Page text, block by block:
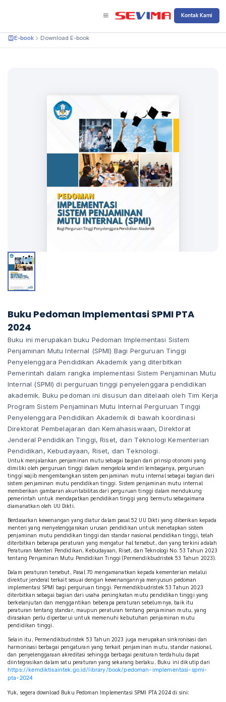
Kontak Kami
E-book Download E-book
Buku Pedoman Implementasi SPMI PTA
2024
Buku ini merupakan buku Pedoman Implementasi Sistem
Penjaminan Mutu Internal (SPMI) Bagi Perguruan Tinggi
Penyelenggara Pendidikan Akademik yang diterbitkan
Pemerintah dalam rangka implementasi Sistem Penjaminan Mutu
Internal (SPMI) di perguruan tinggi penyelenggara pendidikan
akademik. Buku pedoman ini disusun dan ditelaah oleh Tim Kerja
Program Sistem Penjaminan Mutu Internal Perguruan Tinggi
Penyelenggara Pendidikan Akademik di bawah koordinasi
Direktorat Pembelajaran dan Kemahasiswaan, Direktorat
Jenderal Pendidikan Tinggi, Riset, dan Teknologi Kementerian
Pendidikan, Kebudayaan, Riset, dan Teknologi.
Untuk menjalankan penjaminan mutu sebagai bagian dari prinsip otonomi yang
dimiliki oleh perguruan tinggi dalam mengelola sendiri lembaganya, perguruan
tinggi wajib mengembangkan sistem penjaminan mutu internal sebagai bagian dari
sistem penjaminan mutu pendidikan tinggi. Sistem penjaminan mutu internal
memberikan gambaran akuntabilitas dari perguruan tinggi dalam mendukung
pemerintah untuk mendapatkan pendidikan tinggi yang bermutu sebagaimana
diamanatkan oleh UU Dikti.
Berdasarkan kewenangan yang diatur dalam pasal 52 UU Dikti yang diberikan kepada
menteri yang menyelenggarakan urusan pendidikan untuk menetapkan sistem
penjaminan mutu pendidikan tinggi dan standar nasional pendidikan tinggi, telah
diterbitkan beberapa peraturan yang mengatur hal tersebut, dan yang terkini adalah
Peraturan Menteri Pendidikan, Kebudayaan, Riset, dan Teknologi No. 53 Tahun 2023
tentang Penjaminan Mutu Pendidikan Tinggi (Permendikbudristek 53 Tahun 2023).
Dalam peraturan tersebut, Pasal 70 mengamanatkan kepada kementerian melalui
direktur jenderal terkait sesuai dengan kewenangannya menyusun pedoman
implementasi SPMI bagi perguruan tinggi. Permendikbudristek 53 Tahun 2023
diterbitkan sebagai bagian dari usaha peningkatan mutu pendidikan tinggi yang
berkelanjutan dan menggantikan beberapa peraturan sebelumnya, baik itu
peraturan tentang standar, maupun peraturan tentang penjaminan mutu, yang
dirasakan perlu diperbarui untuk memenuhi kebutuhan penjaminan mutu
pendidikan tinggi.
Selain itu, Permendikbudristek 53 Tahun 2023 juga merupakan sinkronisasi dan
harmonisasi berbagai pengaturan yang terkait penjaminan mutu, standar nasional,
dan penyelenggaraan akreditasi sehingga berbagai peraturan terdahulu dapat
diintegrasikan dalam satu peraturan yang sekarang berlaku. Buku ini dikutip dari
https://kemdiktisaintek.go.id/library/book/pedoman-implementasi-spmi-
pta-2024
Yuk, segera download Buku Pedoman Implementasi SPMI PTA 2024 di sini: